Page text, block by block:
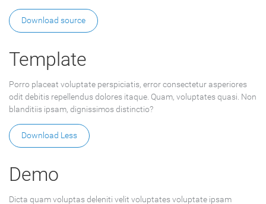
Download source
Template
Porro placeat voluptate perspiciatis, error consectetur asperiores
odit debitis repellendus dolores itaque. Quam, voluptates quasi. Non
blanditiis ipsam, dignissimos distinctio?
Download Less
Demo
Dicta quam voluptas deleniti velit voluptates voluptate ipsam